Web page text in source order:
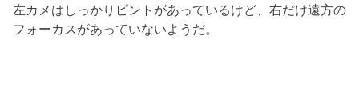
左カメはしっかりピントがあっているけど、右だけ遠方の
フォーカスがあっていないようだ。